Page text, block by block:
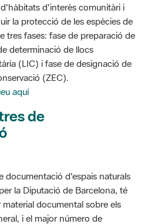
d'interès comunitàri i
la protecció de les espècies de
tres fases: fase de preparació de
determinació de llocs
(LIC) i fase de designació de
(ZEC).
aquí
de
documentació d'espais naturals
la Diputació de Barcelona, té
documental sobre els
i el major número de